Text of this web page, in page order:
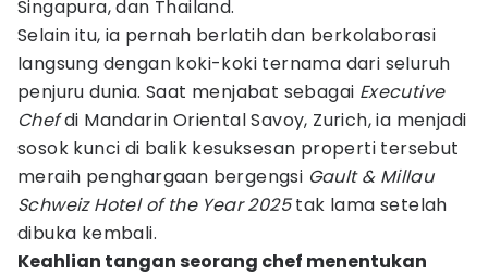
Singapura, dan Thailand.
Selain itu, ia pernah berlatih dan berkolaborasi
langsung dengan koki-koki ternama dari seluruh
penjuru dunia. Saat menjabat sebagai Executive
Chefdi Mandarin Oriental Savoy, Zurich, ia menjadi
sosok kunci di balik kesuksesan properti tersebut
meraih penghargaan bergengsi Gault & Millau
Schweiz Hotel of the Year 2025tak lama setelah
dibuka kembali.
Keahlian tangan seorang chef menentukan